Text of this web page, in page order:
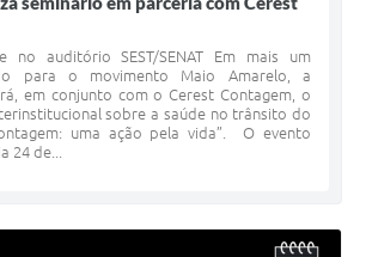
no auditório SEST/SENAT Em mais um
para o movimento Maio Amarelo, a
em conjunto com o Cerest Contagem, o
sobre a saúde no trânsito do
uma ação pela vida”. O evento
24 de...